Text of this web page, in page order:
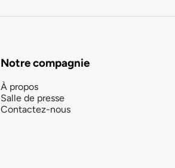
Notre compagnie
À propos
Salle de presse
Contactez-nous